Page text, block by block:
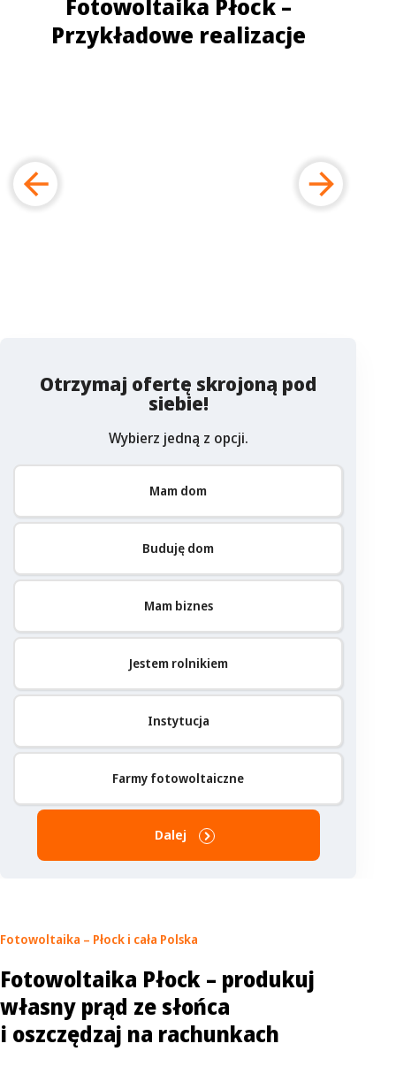
Fotowoltaika Płock –
Przykładowe realizacje
Otrzymaj ofertę skrojoną pod
siebie!
Wybierz jedną z opcji.
Mam dom
Buduję dom
Mam biznes
Jestem rolnikiem
Instytucja
Farmy fotowoltaiczne
Dalej
Fotowoltaika – Płock i cała Polska
Fotowoltaika Płock – produkuj
własny prąd ze słońca
i oszczędzaj na rachunkach